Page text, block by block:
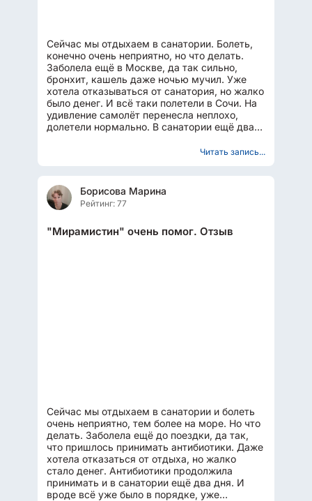
Сейчас мы отдыхаем в санатории. Болеть,
конечно очень неприятно, но что делать.
Заболела ещё в Москве, да так сильно,
бронхит, кашель даже ночью мучил. Уже
хотела отказываться от санатория, но жалко
было денег. И всё таки полетели в Сочи. На
удивление самолёт перенесла неплохо,
долетели нормально. В санатории ещё два
Читать запись...
Борисова Марина
Рейтинг: 77
"Мирамистин" очень помог. Отзыв
Сейчас мы отдыхаем в санатории и болеть
очень неприятно, тем более на море. Но что
делать. Заболела ещё до поездки, да так,
что пришлось принимать антибиотики. Даже
хотела отказаться от отдыха, но жалко
стало денег. Антибиотики продолжила
принимать и в санатории ещё два дня. И
вроде всё уже было в порядке, уже